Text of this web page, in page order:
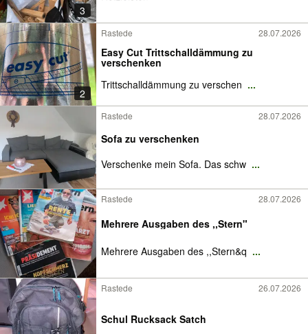
3
2
Rastede 28.07.2026
Easy Cut Trittschalldämmung zu
verschenken
Trittschalldämmung zu verschen ...
Rastede 28.07.2026
Sofa zu verschenken
Verschenke mein Sofa. Das schw ...
Rastede 28.07.2026
Mehrere Ausgaben des ,,Stern"
Mehrere Ausgaben des ,,Stern&q ...
Rastede 26.07.2026
Schul Rucksack Satch